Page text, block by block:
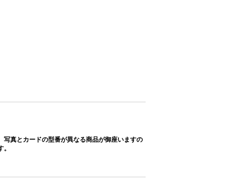
真とカードの型番が異なる商品が御座いますの